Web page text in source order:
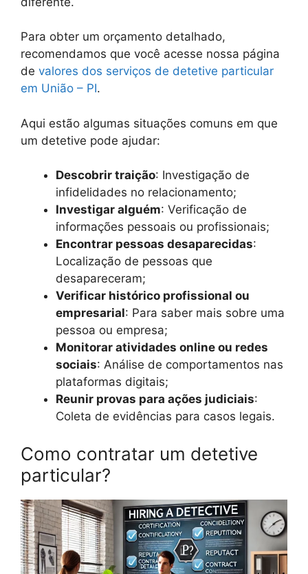
Para obter um orçamento detalhado,
recomendamos que você acesse nossa página
de valores dos serviços de detetive particular
em União – PI.
Aqui estão algumas situações comuns em que
um detetive pode ajudar:
Descobrir traição: Investigação de
infidelidades no relacionamento;
Investigar alguém: Verificação de
informações pessoais ou profissionais;
Encontrar pessoas desaparecidas:
Localização de pessoas que
desapareceram;
Verificar histórico profissional ou
empresarial: Para saber mais sobre uma
pessoa ou empresa;
Monitorar atividades online ou redes
sociais: Análise de comportamentos nas
plataformas digitais;
Reunir provas para ações judiciais:
Coleta de evidências para casos legais.
Como contratar um detetive
particular?